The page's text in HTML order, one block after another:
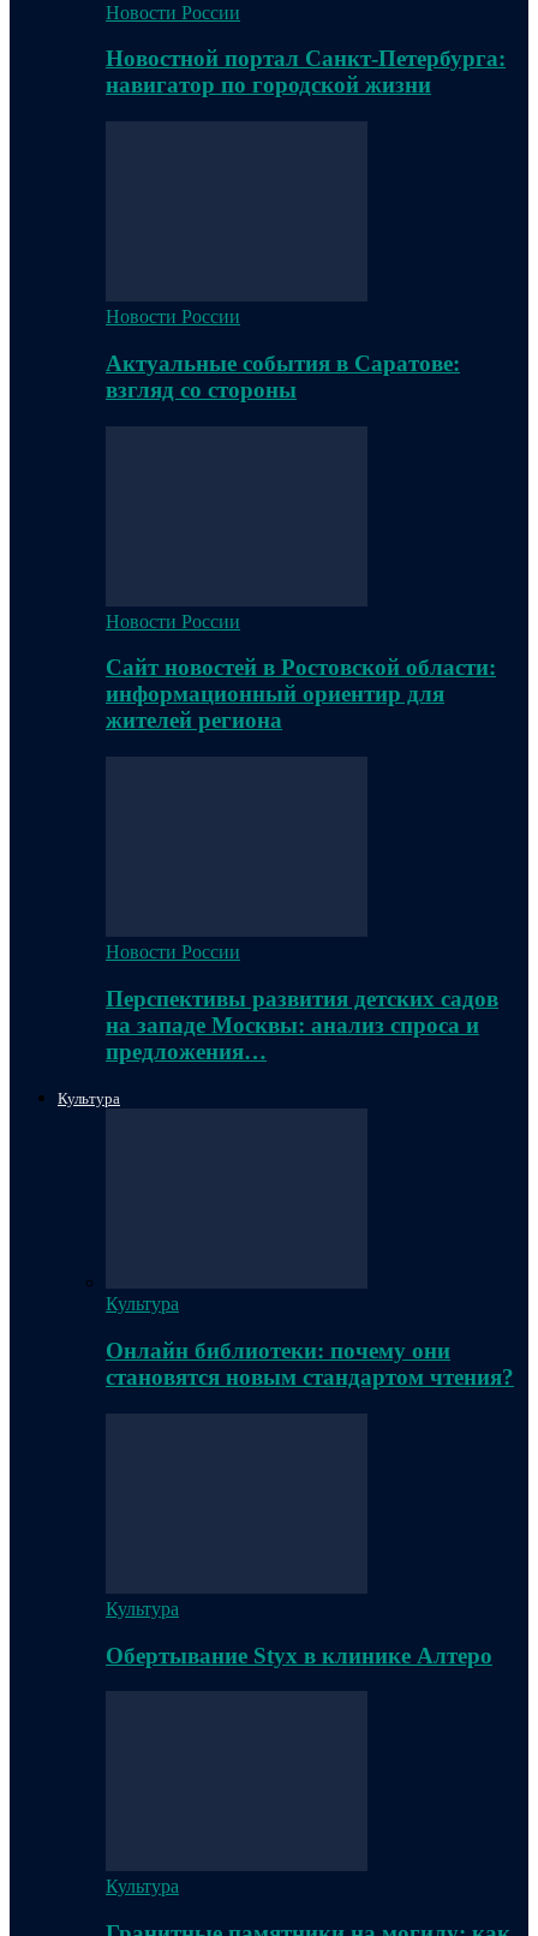
Новости России
Новостной портал Санкт-Петербурга:
навигатор по городской жизни
Новости России
Актуальные события в Саратове:
взгляд со стороны
Новости России
Сайт новостей в Ростовской области:
информационный ориентир для
жителей региона
Новости России
Перспективы развития детских садов
на западе Москвы: анализ спроса и
предложения…
Культура
Культура
Онлайн библиотеки: почему они
становятся новым стандартом чтения?
Культура
Обертывание Styx в клинике Алтеро
Культура